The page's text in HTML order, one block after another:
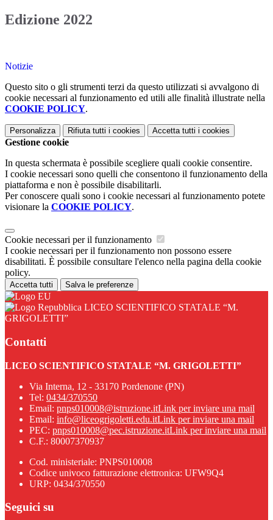
Edizione 2022
Notizie
Questo sito o gli strumenti terzi da questo utilizzati si avvalgono di
cookie necessari al funzionamento ed utili alle finalità illustrate nella
COOKIE POLICY.
Personalizza Rifiuta tutti i cookies Accetta tutti i cookies
Gestione cookie
In questa schermata è possibile scegliere quali cookie consentire.
I cookie necessari sono quelli che consentono il funzionamento della
piattaforma e non è possibile disabilitarli.
Per conoscere quali sono i cookie necessari al funzionamento potete
visionare la COOKIE POLICY.
Cookie necessari per il funzionamento
I cookie necessari per il funzionamento non possono essere
disabilitati. È possibile consultare l'elenco nella pagina della cookie
policy.
Accetta tutti Salva le preferenze
LICEO SCIENTIFICO STATALE “M.
GRIGOLETTI”
Contatti
LICEO SCIENTIFICO STATALE “M. GRIGOLETTI”
Via Interna, 12 - 33170 Pordenone (PN)
Tel: 0434/370550
Email: pnps010008@istruzione.itLink per inviare una mail
Email: info@liceogrigoletti.edu.itLink per inviare una mail
PEC: pnps010008@pec.istruzione.itLink per inviare una mail
C.F.: 80007370937
Cod. ministeriale: PNPS010008
Codice univoco fatturazione elettronica: UFW9Q4
URP: 0434/370550
Seguici su